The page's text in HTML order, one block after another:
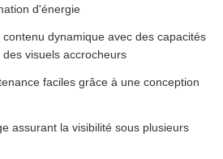
d'énergie
dynamique avec des capacités
visuels accrocheurs
faciles grâce à une conception
assurant la visibilité sous plusieurs